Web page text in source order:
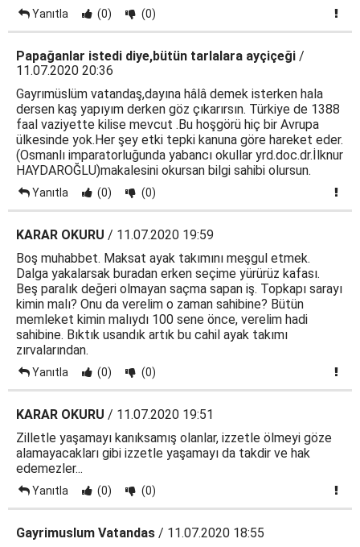
Yanıtla (0) (0)
Papağanlar istedi diye,bütün tarlalara ayçiçeği /
11.07.2020 20:36
Gayrımüslüm vatandaş,dayına hâlâ demek isterken hala
dersen kaş yapıyım derken göz çıkarırsın. Türkiye de 1388
faal vaziyette kilise mevcut .Bu hoşgörü hiç bir Avrupa
ülkesinde yok.Her şey etki tepki kanuna göre hareket eder.
(Osmanlı imparatorluğunda yabancı okullar yrd.doc.dr.İlknur
HAYDAROĞLU)makalesini okursan bilgi sahibi olursun.
Yanıtla (0) (0)
KARAR OKURU / 11.07.2020 19:59
Boş muhabbet. Maksat ayak takımını meşgul etmek.
Dalga yakalarsak buradan erken seçime yürürüz kafası.
Beş paralık değeri olmayan saçma sapan iş. Topkapı sarayı
kimin malı? Onu da verelim o zaman sahibine? Bütün
memleket kimin malıydı 100 sene önce, verelim hadi
sahibine. Bıktık usandık artık bu cahil ayak takımı
zırvalarından.
Yanıtla (0) (0)
KARAR OKURU / 11.07.2020 19:51
Zilletle yaşamayı kanıksamış olanlar, izzetle ölmeyi göze
alamayacakları gibi izzetle yaşamayı da takdir ve hak
edemezler...
Yanıtla (0) (0)
Gayrimuslum Vatandas / 11.07.2020 18:55